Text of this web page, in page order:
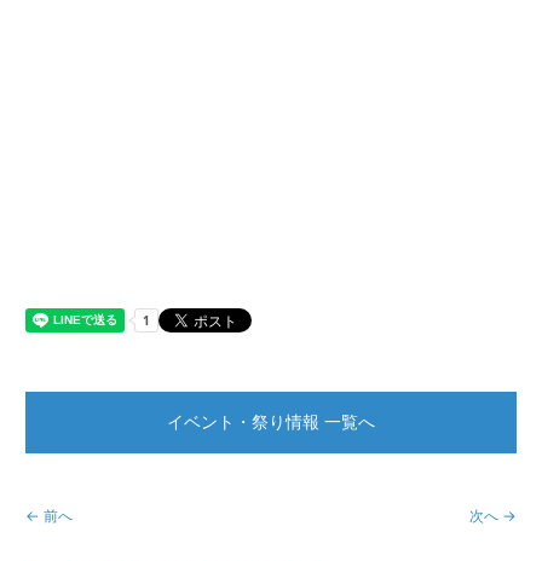
← 前へ 次へ →
イベント・祭り情報 一覧へ